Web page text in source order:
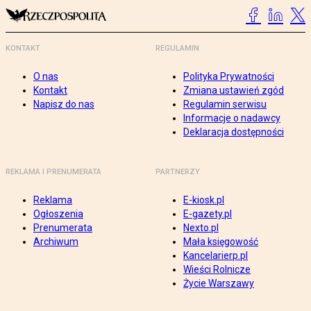
KONTAKT
O nas
Kontakt
Napisz do nas
REGULAMIN
Polityka Prywatności
Zmiana ustawień zgód
Regulamin serwisu
Informacje o nadawcy
Deklaracja dostępności
REKLAMA I PRENUMERATA
Reklama
Ogłoszenia
Prenumerata
Archiwum
PARTNERZY
E-kiosk.pl
E-gazety.pl
Nexto.pl
Mała księgowość
Kancelarierp.pl
Wieści Rolnicze
Życie Warszawy